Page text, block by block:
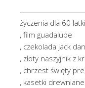
życzenia dla 60 latki
, film guadalupe
, czekolada jack
, złoty naszyjnik z
, chrzest święty
, kasetki drewniane